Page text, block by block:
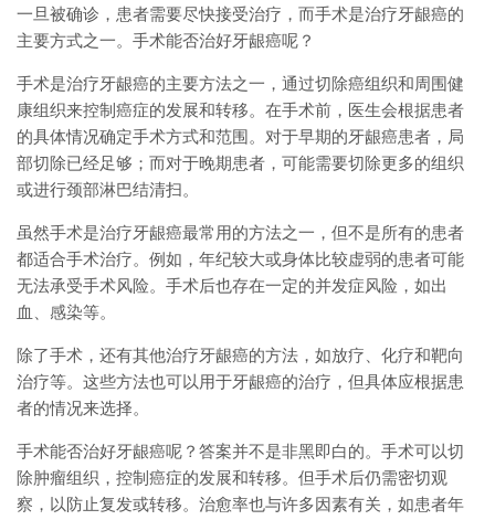
一旦被确诊，患者需要尽快接受治疗，而手术是治疗牙龈癌的
主要方式之一。手术能否治好牙龈癌呢？
手术是治疗牙龈癌的主要方法之一，通过切除癌组织和周围健
康组织来控制癌症的发展和转移。在手术前，医生会根据患者
的具体情况确定手术方式和范围。对于早期的牙龈癌患者，局
部切除已经足够；而对于晚期患者，可能需要切除更多的组织
或进行颈部淋巴结清扫。
虽然手术是治疗牙龈癌最常用的方法之一，但不是所有的患者
都适合手术治疗。例如，年纪较大或身体比较虚弱的患者可能
无法承受手术风险。手术后也存在一定的并发症风险，如出
血、感染等。
除了手术，还有其他治疗牙龈癌的方法，如放疗、化疗和靶向
治疗等。这些方法也可以用于牙龈癌的治疗，但具体应根据患
者的情况来选择。
手术能否治好牙龈癌呢？答案并不是非黑即白的。手术可以切
除肿瘤组织，控制癌症的发展和转移。但手术后仍需密切观
察，以防止复发或转移。治愈率也与许多因素有关，如患者年